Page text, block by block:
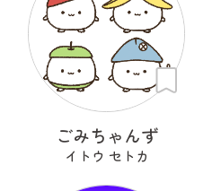
ごみちゃんず
イトウ セトカ